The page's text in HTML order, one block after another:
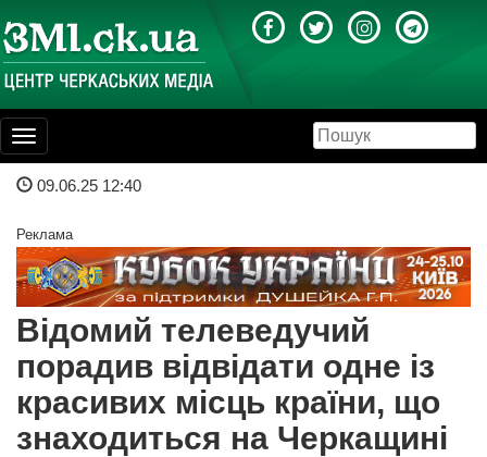
Toggle
navigation
09.06.25 12:40
Реклама
Відомий телеведучий
порадив відвідати одне із
красивих місць країни, що
знаходиться на Черкащині